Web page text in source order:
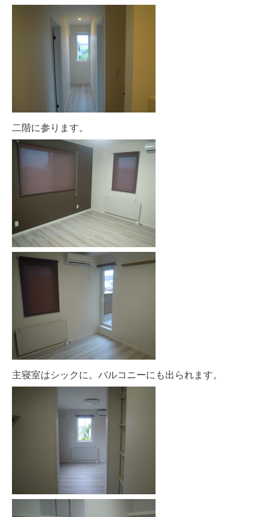
二階に参ります。
主寝室はシックに。バルコニーにも出られます。